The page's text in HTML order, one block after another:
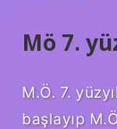
Mö 7.
M.Ö. 7.
başlayıp